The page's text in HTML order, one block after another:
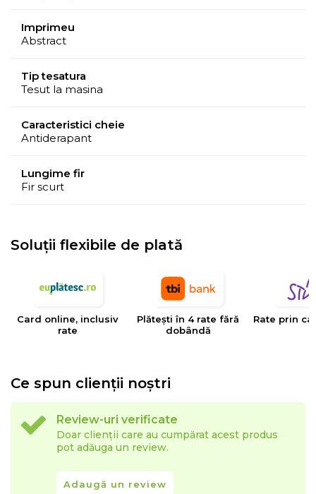
Imprimeu
Abstract
Tip tesatura
Tesut la masina
Caracteristici cheie
Antiderapant
Lungime fir
Fir scurt
Soluții flexibile de plată
Card online, inclusiv
rate
Plătești în 4 rate fără
dobândă
Rate prin
Ce spun clienții noștri
Review-uri verificate
Doar clienții care au cumpărat acest produs
pot adăuga un review.
Adaugă un review